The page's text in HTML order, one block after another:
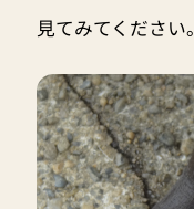
見てみてください。